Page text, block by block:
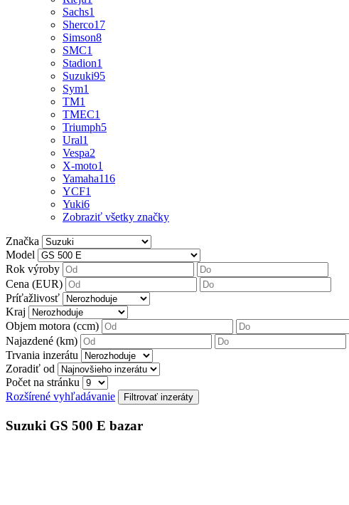
Sachs1
Sherco17
Simson8
SMC1
Stadion1
Suzuki95
Sym1
TM1
TMEC1
Triumph5
Ural1
Vespa2
X-moto1
Yamaha116
YCF1
Yuki6
Zobraziť všetky značky
Značka
Model
Rok výroby
Cena (EUR)
Príťažlivosť
Kraj
Objem motora (ccm)
Najazdené (km)
Trvania inzerátu
Zoradiť od
Počet na stránku
Rozšírené vyhľadávanie
Suzuki GS 500 E bazar